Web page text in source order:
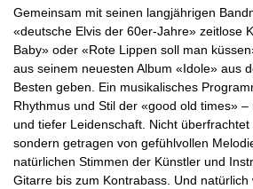
Gemeinsam mit seinen langjährigen
«deutsche Elvis der 60er-Jahre» zeitlose
Baby» oder «Rote Lippen soll man
aus seinem neuesten Album «Idole» aus
Besten geben. Ein musikalisches
Rhythmus und Stil der «good old times»
und tiefer Leidenschaft. Nicht überfrachtet
sondern getragen von gefühlvollen
natürlichen Stimmen der Künstler und
Gitarre bis zum Kontrabass. Und natürlich